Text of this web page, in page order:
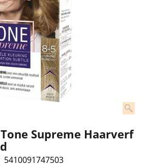
Supreme Haarverf
5410091747503